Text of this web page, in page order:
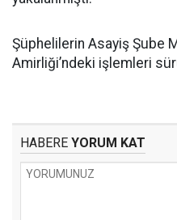
Şüphelilerin Asayiş Şube
Amirliği’ndeki işlemleri
HABERE YORUM KAT